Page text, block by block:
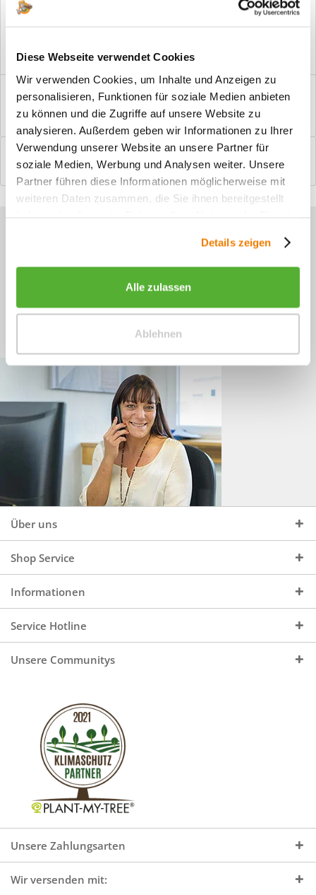
Diese Webseite verwendet Cookies
Wir verwenden Cookies, um Inhalte und Anzeigen zu
personalisieren, Funktionen für soziale Medien anbieten
zu können und die Zugriffe auf unsere Website zu
analysieren. Außerdem geben wir Informationen zu Ihrer
Verwendung unserer Website an unsere Partner für
soziale Medien, Werbung und Analysen weiter. Unsere
Partner führen diese Informationen möglicherweise mit
weiteren Daten zusammen, die Sie ihnen bereitgestellt
Details zeigen
Alle zulassen
Ablehnen
Vorteile
Windfangelemente online am Bildschirm konfigurieren und
einbaufertig bestellen. In wenigen...
Bewertungen
0
Bewertungen lesen, schreiben und diskutieren...mehr
Sie haben Fragen zu unseren
+49 (0)4244 965 34 04
Mo - Do, 09:00 - 16:00 Uhr
und Fr, 09:00 - 13:00 Uhr
Über uns
Shop Service
Informationen
Service Hotline
Unsere Communitys
Unsere Zahlungsarten
Wir versenden mit: